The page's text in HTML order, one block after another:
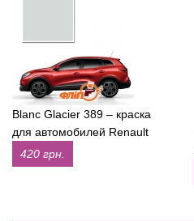
Blanc Glacier 389 – краска
для автомобилей Renault
420 грн.